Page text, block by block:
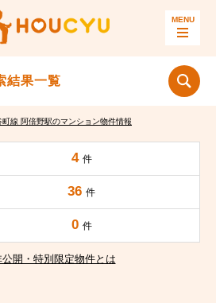
結果一覧
町線 阿倍野駅のマンション物件情報
4 件
36 件
0 件
開・特別限定物件とは